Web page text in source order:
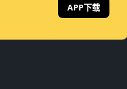
APP下载